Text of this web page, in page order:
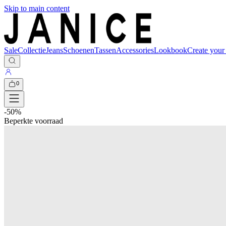
Skip to main content
SaleCollectieJeansSchoenenTassenAccessoriesLookbookCreate
0
-50%
Beperkte voorraad